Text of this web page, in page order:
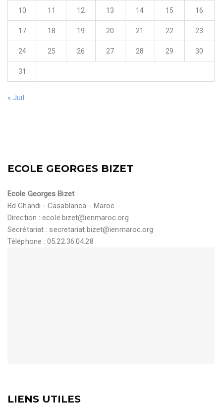
10 11 12 13 14 15 16
17 18 19 20 21 22 23
24 25 26 27 28 29 30
31
« Juil
ECOLE GEORGES BIZET
Ecole Georges Bizet
Bd Ghandi - Casablanca - Maroc
Direction :ecole.bizet@ienmaroc.org
Secrétariat : secretariat.bizet@ienmaroc.org
Téléphone : 05.22.36.04.28
LIENS UTILES